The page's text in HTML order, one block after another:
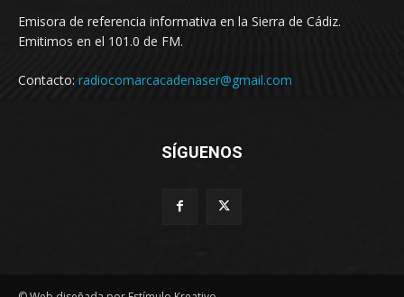
Emisora de referencia informativa en la Sierra de Cádiz.
Emitimos en el 101.0 de FM.
Contacto: radiocomarcacadenaser@gmail.com
SÍGUENOS